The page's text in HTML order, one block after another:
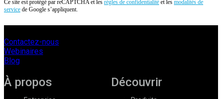
Ce site est protégé par reCAPTCHA et les règles de confidentialité et les modalités de
service de Google s’appliquent.
Contactez-nous
Webinaires
Blog
À propos Découvrir